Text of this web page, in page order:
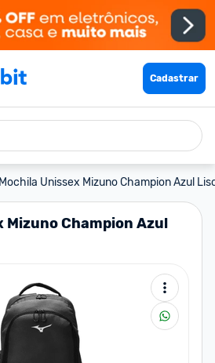
Cadastrar
Mochila Unissex Mizuno Champion Azul
Mizuno Champion Azul